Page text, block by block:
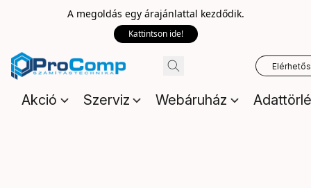
A megoldás egy árajánlattal kezdődik.
Kattintson ide!
Akció Szerviz Webáruház